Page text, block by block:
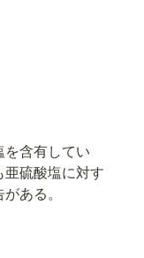
含有してい
硫酸塩に対す
ある。